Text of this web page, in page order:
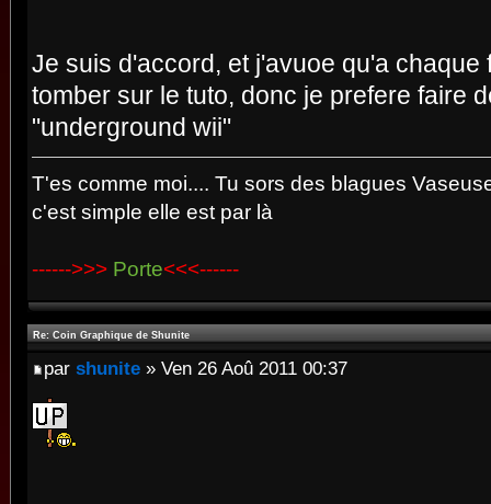
Je suis d'accord, et j'avuoe qu'a chaque
tomber sur le tuto, donc je prefere faire
"underground wii"
T'es comme moi.... Tu sors des blagues
c'est simple elle est par là
------>>> Porte<<<------
Re: Coin Graphique de Shunite
par shunite » Ven 26 Aoû 2011 00:37